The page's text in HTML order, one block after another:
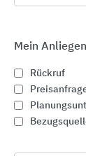
Mein Anliegen
Rückruf